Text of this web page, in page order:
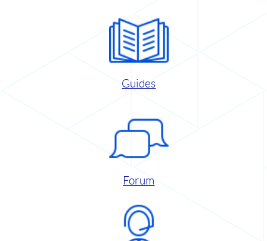
Guides
Forum